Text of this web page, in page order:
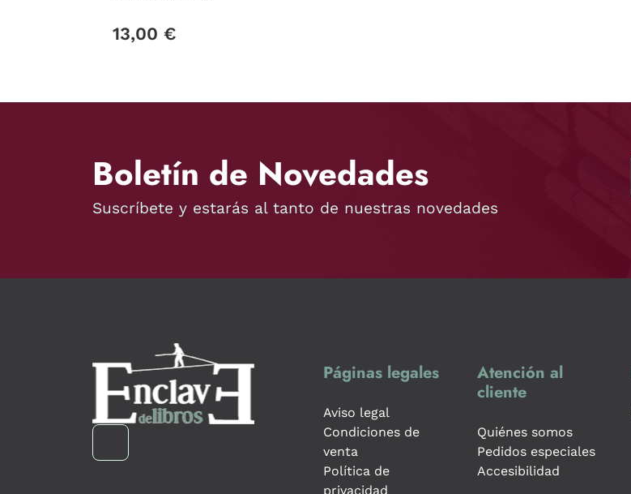
13,00 €
Boletín de Novedades
Suscríbete y estarás al tanto de nuestras novedades
Páginas legales
Aviso legal
Condiciones de
venta
Política de
privacidad
Atención al
cliente
Quiénes somos
Pedidos especiales
Accesibilidad